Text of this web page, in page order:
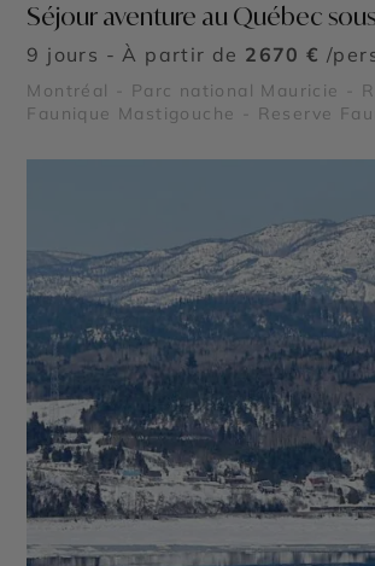
Séjour aventure au Québec
9 jours - À partir de 2670 € /
Montréal - Parc national Mauricie -
Faunique Mastigouche - Reserve